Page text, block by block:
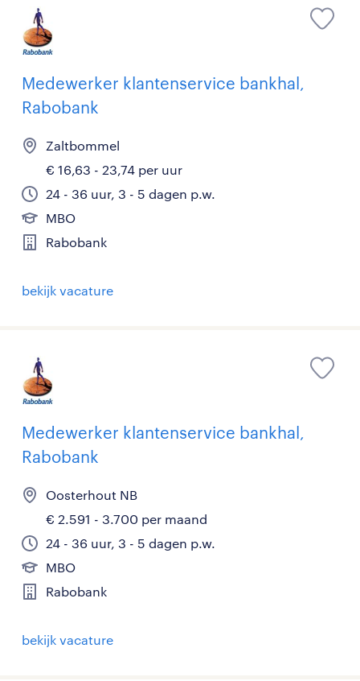
Medewerker klantenservice bankhal,
Rabobank
Zaltbommel
€ 16,63 - 23,74 per uur
24 - 36 uur, 3 - 5 dagen p.w.
MBO
Rabobank
bekijk vacature
Medewerker klantenservice bankhal,
Rabobank
Oosterhout NB
€ 2.591 - 3.700 per maand
24 - 36 uur, 3 - 5 dagen p.w.
MBO
Rabobank
bekijk vacature